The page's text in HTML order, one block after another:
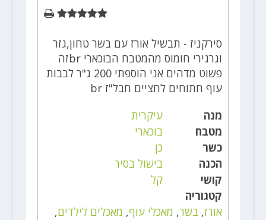
סירקניז - תבשיל אורז עם בשר טחון,גזר
וגרגירי חומוס מהמטבח הבוכארי brזה
פשוט מדהים אני הוספתי 200 ג"ר לבבות
עוף חתוחים לחציים חבל"ז br
מנה
עיקרית
מטבח
בוכארי
כשר
כן
הכנה
בישול בסיר
קושי
קל
קטגוריה
אורז, בשר, מאכלי עוף, מאכלים לילדים,